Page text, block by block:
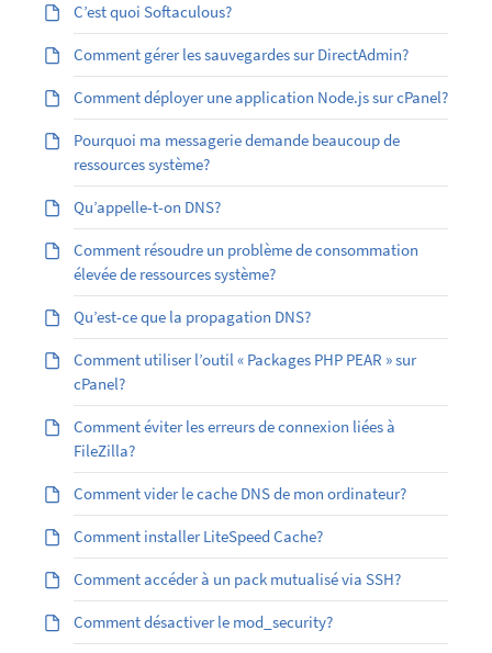
C’est quoi Softaculous?
Comment gérer les sauvegardes sur DirectAdmin?
Comment déployer une application Node.js sur cPanel?
Pourquoi ma messagerie demande beaucoup de
ressources système?
Qu’appelle-t-on DNS?
Comment résoudre un problème de consommation
élevée de ressources système?
Qu’est-ce que la propagation DNS?
Comment utiliser l’outil « Packages PHP PEAR » sur
cPanel?
Comment éviter les erreurs de connexion liées à
FileZilla?
Comment vider le cache DNS de mon ordinateur?
Comment installer LiteSpeed Cache?
Comment accéder à un pack mutualisé via SSH?
Comment désactiver le mod_security?